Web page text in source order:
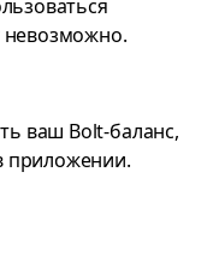
невозможно.
ваш Bolt-баланс,
приложении.